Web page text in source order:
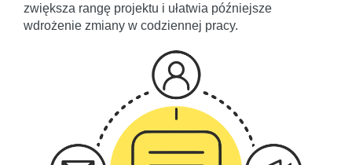
zwiększa rangę projektu i ułatwia późniejsze
wdrożenie zmiany w codziennej pracy.